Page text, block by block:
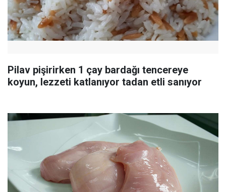
Pilav pişirirken 1 çay bardağı tencereye
koyun, lezzeti katlanıyor tadan etli sanıyor